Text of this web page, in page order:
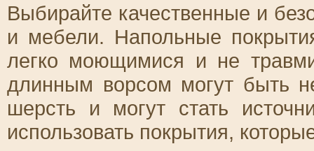
Выбирайте качественные и
и мебели. Напольные
легко моющимися и не
длинным ворсом могут быть
шерсть и могут стать
использовать покрытия,